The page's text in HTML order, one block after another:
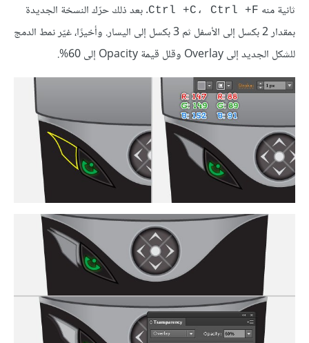
ثانية منه Ctrl +C، Ctrl +F. بعد ذلك حرّك النسخة الجديدة
بمقدار 2 بكسل إلى الأسفل ثم 3 بكسل إلى اليسار. وأخيرًا، غيّر نمط الدمج
للشكل الجديد إلى Overlay وقلل قيمة Opacity إلى 60%.